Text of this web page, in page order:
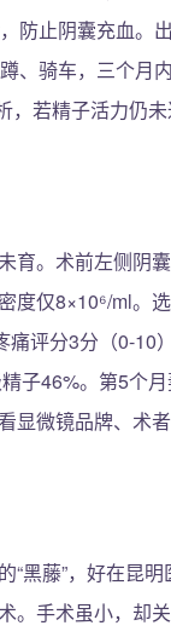
防止阴囊充血。
、骑车，三个月
，若精子活力仍
育。术前左侧阴
度仅8×10⁶/ml。
评分3分（0-10
子46%。第5个
显微镜品牌、术
“黑藤”，好在昆
。手术虽小，却